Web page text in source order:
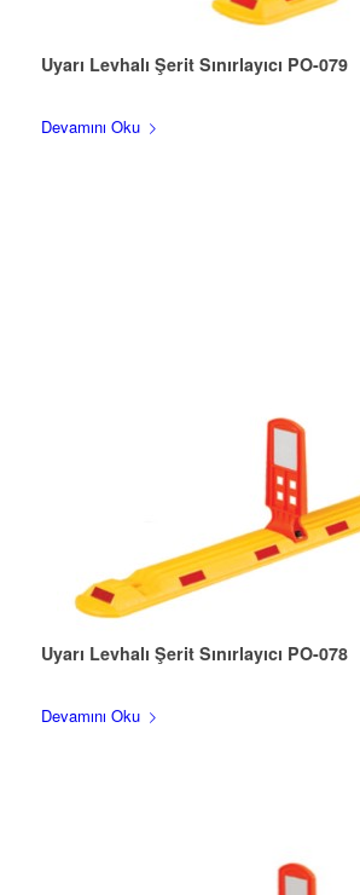
Uyarı Levhalı Şerit Sınırlayıcı PO-079
Devamını Oku
Uyarı Levhalı Şerit Sınırlayıcı PO-078
Devamını Oku